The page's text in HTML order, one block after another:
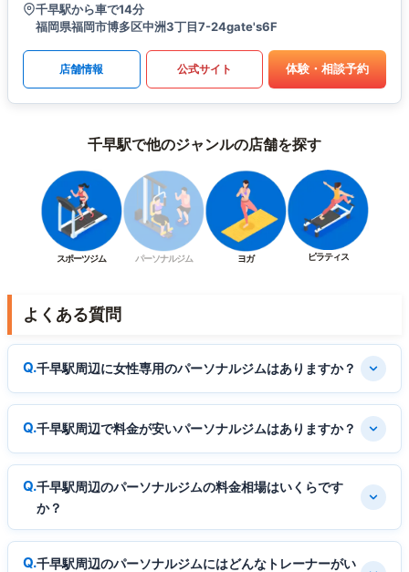
千早駅から車で14分
福岡県福岡市博多区中洲3丁目7-24gate's6F
店舗情報 公式サイト 体験・相談予約
千早駅で他のジャンルの店舗を探す
スポーツジム パーソナルジム ヨガ ピラティス
よくある質問
千早駅周辺に女性専用のパーソナルジムはありますか？
千早駅周辺で料金が安いパーソナルジムはありますか？
千早駅周辺のパーソナルジムの料金相場はいくらです
か？
千早駅周辺のパーソナルジムにはどんなトレーナーがい